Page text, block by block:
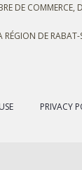
DE COMMERCE,
RÉGION DE
PRIVACY